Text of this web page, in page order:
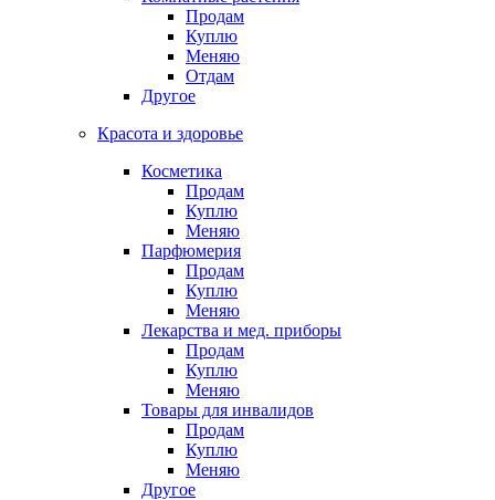
Продам
Куплю
Меняю
Отдам
Другое
Красота и здоровье
Косметика
Продам
Куплю
Меняю
Парфюмерия
Продам
Куплю
Меняю
Лекарства и мед. приборы
Продам
Куплю
Меняю
Товары для инвалидов
Продам
Куплю
Меняю
Другое